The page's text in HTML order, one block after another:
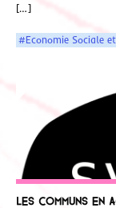
[…]
#Economie Sociale
Les communs en